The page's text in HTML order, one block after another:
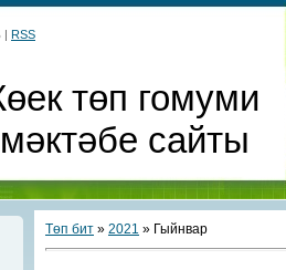
| RSS
төп гомуми
сайты
Төп бит » 2021 » Гыйнвар